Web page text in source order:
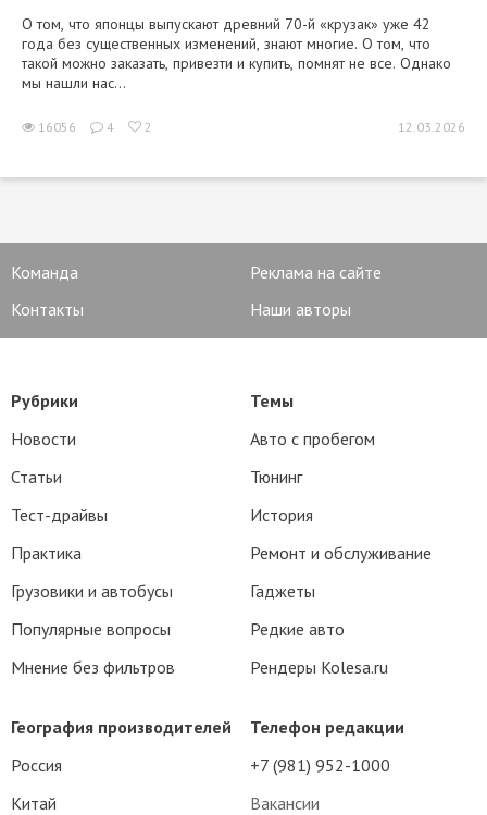
О том, что японцы выпускают древний 70-й «крузак» уже 42
года без существенных изменений, знают многие. О том, что
такой можно заказать, привезти и купить, помнят не все. Однако
мы нашли нас...
16056 4 2 12.03.2026
Команда
Реклама на сайте
Контакты
Наши авторы
Телефон редакции
+7 (981) 952-1000
Вакансии
Рубрики
Новости
Статьи
Тест-драйвы
Практика
Грузовики и автобусы
Популярные вопросы
Мнение без фильтров
Темы
Авто с пробегом
Тюнинг
История
Ремонт и обслуживание
Гаджеты
Редкие авто
Рендеры Kolesa.ru
География производителей
Россия
Китай